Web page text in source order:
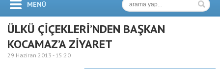
MENÜ
ÜLKÜ ÇİÇEKLERİ’NDEN BAŞKAN
KOCAMAZ’A ZİYARET
29 Haziran 2013 - 15:20